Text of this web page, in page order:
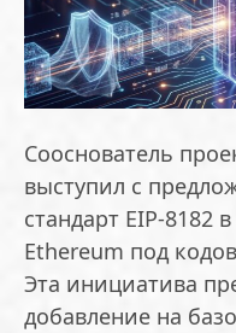
Сооснователь
выступил с
стандарт EIP-8182
Ethereum под
Эта инициатива
добавление на